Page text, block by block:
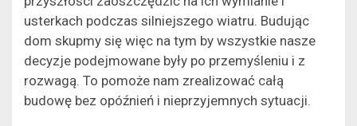
usterkach podczas silniejszego wiatru. Budując
dom skupmy się więc na tym by wszystkie nasze
decyzje podejmowane były po przemyśleniu i z
rozwagą. To pomoże nam zrealizować całą
budowę bez opóźnień i nieprzyjemnych sytuacji.